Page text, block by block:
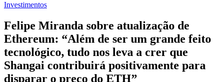
Investimentos
Felipe Miranda sobre atualização de
Ethereum: “Além de ser um grande feito
tecnológico, tudo nos leva a crer que
Shangai contribuirá positivamente para
disparar o preço do ETH”